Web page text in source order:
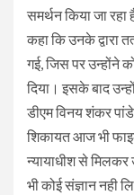
समर्थन किया जा
कहा कि उनके द्वारा
गई, जिस पर उन्होंने
दिया। इसके बाद
डीएम विनय शंकर
शिकायत आज भी
न्यायाधीश से मिलकर
भी कोई संज्ञान नही